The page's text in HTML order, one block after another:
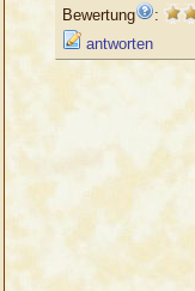
Bewertung
:
antworten